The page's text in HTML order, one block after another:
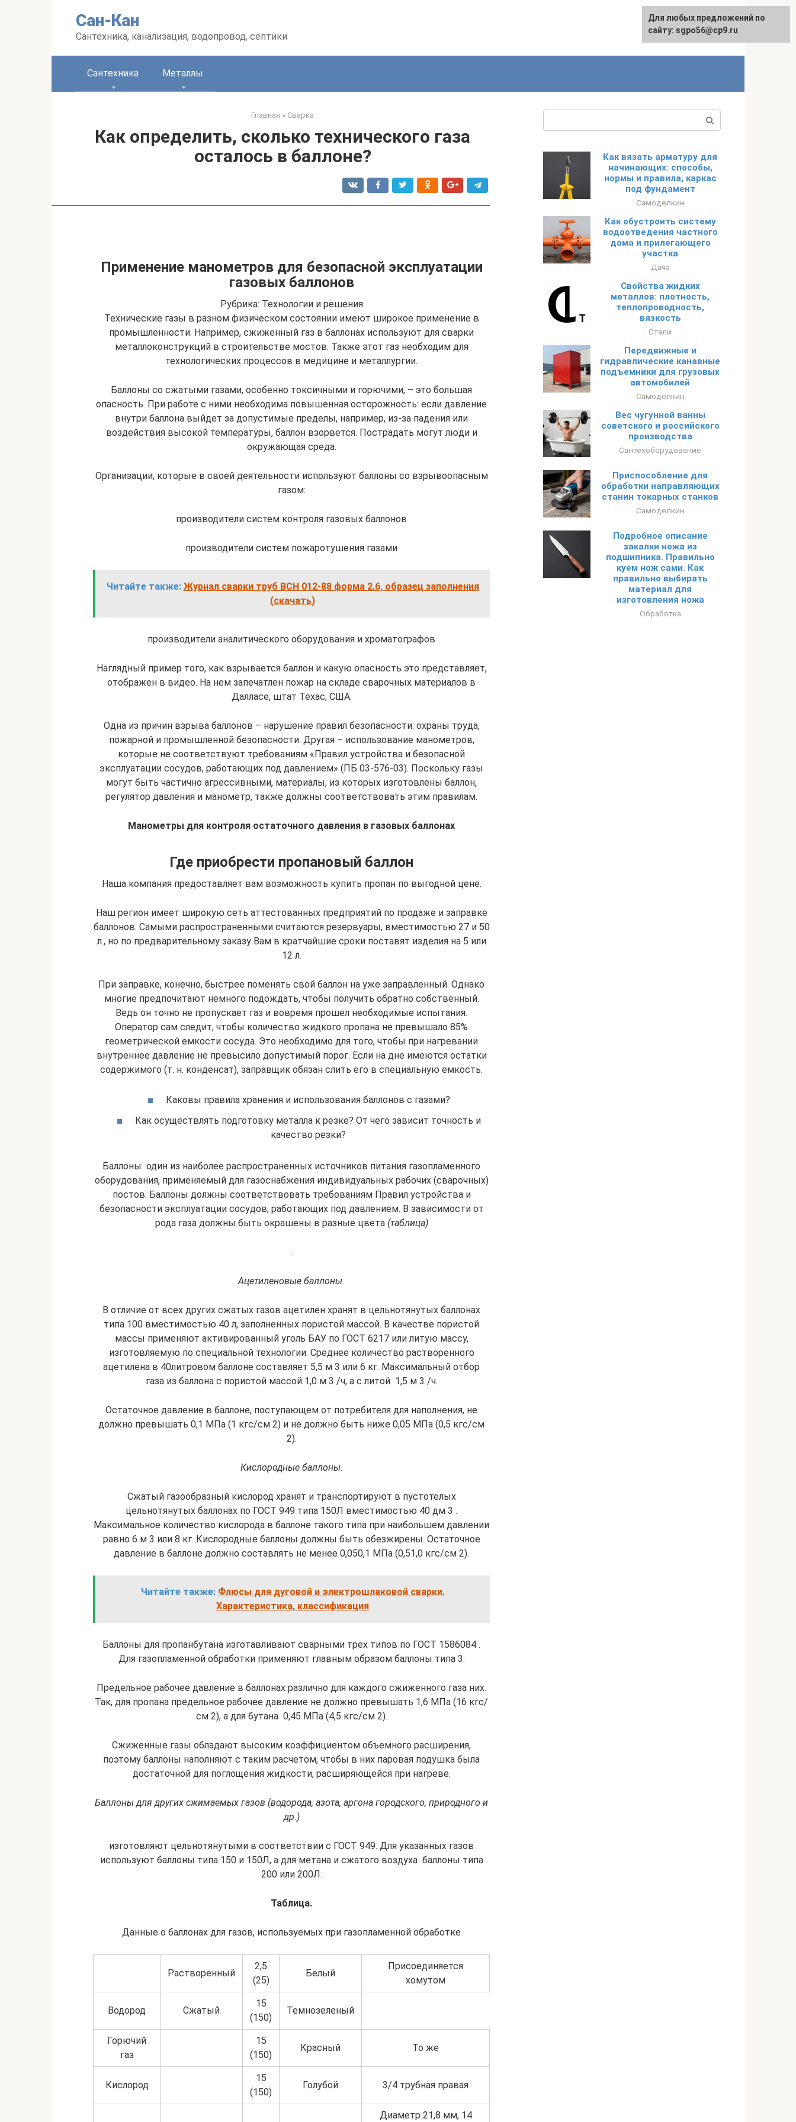
Сан-Кан
Сантехника, канализация, водопровод, септики
English
Сантехника Металлы
Главная » Сварка
Как определить, сколько технического газа
осталось в баллоне?
Применение манометров для безопасной эксплуатации
газовых баллонов
Рубрика: Технологии и решения
Технические газы в разном физическом состоянии имеют широкое применение в
промышленности. Например, сжиженный газ в баллонах используют для сварки
металлоконструкций в строительстве мостов. Также этот газ необходим для
технологических процессов в медицине и металлургии.
Баллоны со сжатыми газами, особенно токсичными и горючими, – это большая
опасность. При работе с ними необходима повышенная осторожность: если давление
внутри баллона выйдет за допустимые пределы, например, из-за падения или
воздействия высокой температуры, баллон взорвется. Пострадать могут люди и
окружающая среда.
Организации, которые в своей деятельности используют баллоны со взрывоопасным
газом:
производители систем контроля газовых баллонов
производители систем пожаротушения газами
Читайте также: Журнал сварки труб ВСН 012-88 форма 2.6, образец заполнения
(скачать)
производители аналитического оборудования и хроматографов
Наглядный пример того, как взрывается баллон и какую опасность это представляет,
отображен в видео. На нем запечатлен пожар на складе сварочных материалов в
Далласе, штат Техас, США.
Одна из причин взрыва баллонов – нарушение правил безопасности: охраны труда,
пожарной и промышленной безопасности. Другая – использование манометров,
которые не соответствуют требованиям «Правил устройства и безопасной
эксплуатации сосудов, работающих под давлением» (ПБ 03-576-03). Поскольку газы
могут быть частично агрессивными, материалы, из которых изготовлены баллон,
регулятор давления и манометр, также должны соответствовать этим правилам.
Манометры для контроля остаточного давления в газовых баллонах
Где приобрести пропановый баллон
Наша компания предоставляет вам возможность купить пропан по выгодной цене.
Наш регион имеет широкую сеть аттестованных предприятий по продаже и заправке
баллонов. Самыми распространенными считаются резервуары, вместимостью 27 и 50
л., но по предварительному заказу Вам в кратчайшие сроки поставят изделия на 5 или
12 л.
При заправке, конечно, быстрее поменять свой баллон на уже заправленный. Однако
многие предпочитают немного подождать, чтобы получить обратно собственный.
Ведь он точно не пропускает газ и вовремя прошел необходимые испытания.
Оператор сам следит, чтобы количество жидкого пропана не превышало 85%
геометрической емкости сосуда. Это необходимо для того, чтобы при нагревании
внутреннее давление не превысило допустимый порог. Если на дне имеются остатки
содержимого (т. н. конденсат), заправщик обязан слить его в специальную емкость.
Каковы правила хранения и использования баллонов с газами?
Как осуществлять подготовку металла к резке? От чего зависит точность и
качество резки?
Баллоны  один из наиболее распространенных источников питания газопламенного
оборудования, применяемый для газоснабжения индивидуальных рабочих (сварочных)
постов. Баллоны должны соответствовать требованиям Правил устройства и
безопасности эксплуатации сосудов, работающих под давлением. В зависимости от
рода газа должны быть окрашены в разные цвета (таблица)
.
Ацетиленовые баллоны.
В отличие от всех других сжатых газов ацетилен хранят в цельнотянутых баллонах
типа 100 вместимостью 40 л, заполненных пористой массой. В качестве пористой
массы применяют активированный уголь БАУ по ГОСТ 6217 или литую массу,
изготовляемую по специальной технологии. Среднее количество растворенного
ацетилена в 40литровом баллоне составляет 5,5 м 3 или 6 кг. Максимальный отбор
газа из баллона с пористой массой 1,0 м 3 /ч, а с литой  1,5 м 3 /ч.
Остаточное давление в баллоне, поступающем от потребителя для наполнения, не
должно превышать 0,1 МПа (1 кгс/см 2) и не должно быть ниже 0,05 МПа (0,5 кгс/см
2).
Кислородные баллоны.
Сжатый газообразный кислород хранят и транспортируют в пустотелых
цельнотянутых баллонах по ГОСТ 949 типа 150Л вместимостью 40 дм 3 .
Максимальное количество кислорода в баллоне такого типа при наибольшем давлении
равно 6 м 3 или 8 кг. Кислородные баллоны должны быть обезжирены. Остаточное
давление в баллоне должно составлять не менее 0,050,1 МПа (0,51,0 кгс/см 2).
Читайте также: Флюсы для дуговой и электрошлаковой сварки.
Характеристика, классификация
Баллоны для пропанбутана изготавливают сварными трех типов по ГОСТ 1586084 .
Для газопламенной обработки применяют главным образом баллоны типа 3.
Предельное рабочее давление в баллонах различно для каждого сжиженного газа них.
Так, для пропана предельное рабочее давление не должно превышать 1,6 МПа (16 кгс/
см 2), а для бутана  0,45 МПа (4,5 кгс/см 2).
Сжиженные газы обладают высоким коэффициентом объемного расширения,
поэтому баллоны наполняют с таким расчетом, чтобы в них паровая подушка была
достаточной для поглощения жидкости, расширяющейся при нагреве.
Баллоны для других сжимаемых газов (водорода, азота, аргона городского, природного и
др.)
изготовляют цельнотянутыми в соответствии с ГОСТ 949. Для указанных газов
используют баллоны типа 150 и 150Л, а для метана и сжатого воздуха  баллоны типа
200 или 200Л.
Таблица.
Данные о баллонах для газов, используемых при газопламенной обработке
Растворенный
2,5
(25)
Белый
Присоединяется
хомутом
Водород Сжатый
15
(150)
Темнозеленый
Горючий
газ
15
(150)
Красный То же
Кислород
15
(150)
Голубой 3/4 трубная правая
Диаметр 21,8 мм, 14
Как вязать арматуру для
начинающих: способы,
нормы и правила, каркас
под фундамент
Самоделкин
Как обустроить систему
водоотведения частного
дома и прилегающего
участка
Дача
Свойства жидких
металлов: плотность,
теплопроводность,
вязкость
Стали
Передвижные и
гидравлические канавные
подъемники для грузовых
автомобилей
Самоделкин
Вес чугунной ванны
советского и российского
производства
Сантехоборудование
Приспособление для
обработки направляющих
станин токарных станков
Самоделкин
Подробное описание
закалки ножа из
подшипника. Правильно
куем нож сами. Как
правильно выбирать
материал для
изготовления ножа
Обработка
Для любых предложений по
сайту: sgpo56@cp9.ru